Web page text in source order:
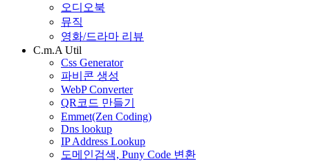
오디오북
뮤직
영화/드라마 리뷰
C.m.A Util
Css Generator
파비콘 생성
WebP Converter
QR코드 만들기
Emmet(Zen Coding)
Dns lookup
IP Address Lookup
도메인검색, Puny Code 변환